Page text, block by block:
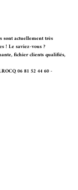
sont actuellement très
! Le saviez-vous ?
fichier clients qualifiés,
06 81 52 44 60 -